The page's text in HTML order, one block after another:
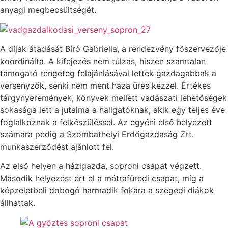
anyagi megbecsültségét.
A díjak átadását Bíró Gabriella, a rendezvény főszervezője
koordinálta. A kifejezés nem túlzás, hiszen számtalan
támogató rengeteg felajánlásával lettek gazdagabbak a
versenyzők, senki nem ment haza üres kézzel. Értékes
tárgynyeremények, könyvek mellett vadászati lehetőségek
sokasága lett a jutalma a hallgatóknak, akik egy teljes éve
foglalkoznak a felkészüléssel. Az egyéni első helyezett
számára pedig a Szombathelyi Erdőgazdaság Zrt.
munkaszerződést ajánlott fel.
Az első helyen a házigazda, soproni csapat végzett.
Második helyezést ért el a mátrafüredi csapat, míg a
képzeletbeli dobogó harmadik fokára a szegedi diákok
állhattak.